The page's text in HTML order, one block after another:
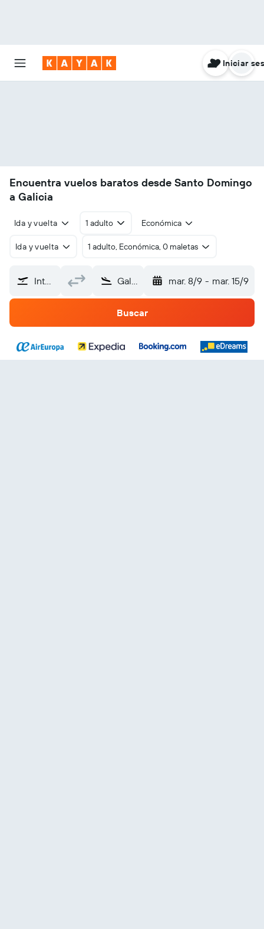
Iniciar
Encuentra vuelos baratos desde Santo Domingo
a Galicia
Ida y vuelta 1 adulto Económica
Ida y vuelta 1 adulto, Económica, 0 maletas
Internacional Las Américas (SDQ) Galicia mar. 8/9 - mar. 15/9
Buscar